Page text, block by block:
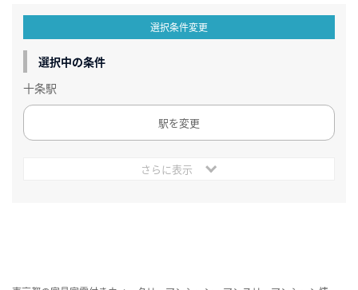
選択条件変更
選択中の条件
十条駅
駅を変更
さらに表示